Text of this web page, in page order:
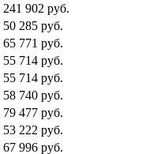
241 902 руб.
50 285 руб.
65 771 руб.
55 714 руб.
55 714 руб.
58 740 руб.
79 477 руб.
53 222 руб.
67 996 руб.